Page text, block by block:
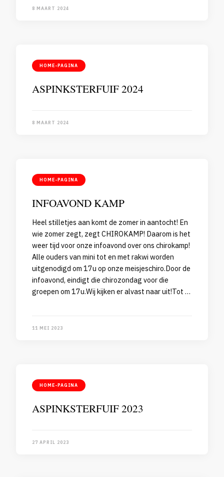
8 MAART 2024
HOME-PAGINA
ASPINKSTERFUIF 2024
8 MAART 2024
HOME-PAGINA
INFOAVOND KAMP
Heel stilletjes aan komt de zomer in aantocht! En
wie zomer zegt, zegt CHIROKAMP! Daarom is het
weer tijd voor onze infoavond over ons chirokamp!
Alle ouders van mini tot en met rakwi worden
uitgenodigd om 17u op onze meisjeschiro.Door de
infoavond, eindigt die chirozondag voor die
groepen om 17u.Wij kijken er alvast naar uit!Tot …
11 MEI 2023
HOME-PAGINA
ASPINKSTERFUIF 2023
27 APRIL 2023